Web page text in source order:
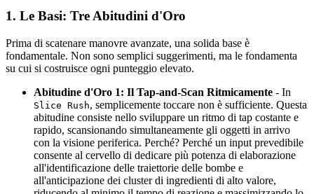
1. Le Basi: Tre Abitudini d'Oro
Prima di scatenare manovre avanzate, una solida base è
fondamentale. Non sono semplici suggerimenti, ma le fondamenta
su cui si costruisce ogni punteggio elevato.
Abitudine d'Oro 1: Il Tap-and-Scan Ritmicamente - In
Slice Rush, semplicemente toccare non è sufficiente. Questa
abitudine consiste nello sviluppare un ritmo di tap costante e
rapido, scansionando simultaneamente gli oggetti in arrivo
con la visione periferica. Perché? Perché un input prevedibile
consente al cervello di dedicare più potenza di elaborazione
all'identificazione delle traiettorie delle bombe e
all'anticipazione dei cluster di ingredienti di alto valore,